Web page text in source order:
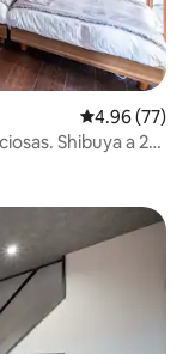
Calificación
4.96 (77)
Shibuya a 25